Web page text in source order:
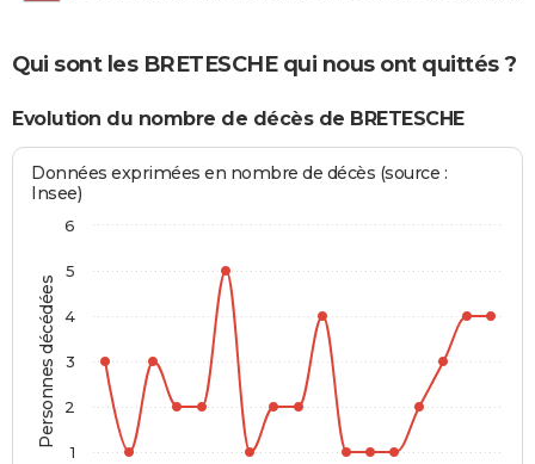
Qui sont les BRETESCHE qui nous ont quittés ?
Evolution du nombre de décès de BRETESCHE
Personnes décédées
Données exprimées en nombre de décès (source :
Insee)
1
2
3
4
5
6